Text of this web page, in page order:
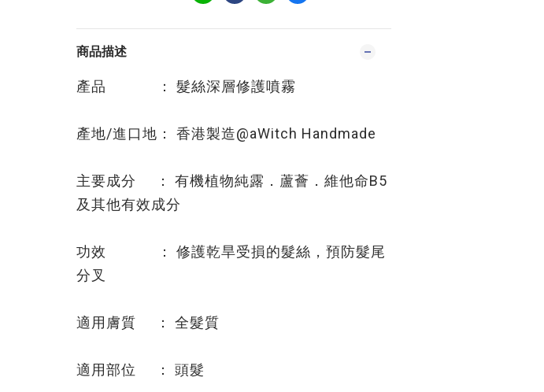
商品描述
產品 ： 髮絲深層修護噴霧
產地/進口地： 香港製造@aWitch Handmade
主要成分 ： 有機植物純露．蘆薈．維他命B5
及其他有效成分
功效 ： 修護乾旱受損的髮絲，預防髮尾
分叉
適用膚質 ： 全髮質
適用部位 ： 頭髮